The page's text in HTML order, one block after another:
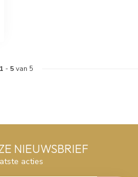
1 - 5van 5
NIEUWSBRIEF
acties